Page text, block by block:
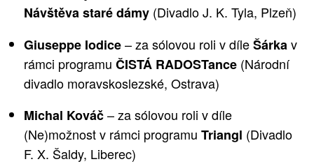
Návštěva staré dámy (Divadlo J. K. Tyla, Plzeň)
Giuseppe Iodice– za sólovou roli v díleŠárkav
rámci programu ČISTÁ RADOSTance (Národní
divadlo moravskoslezské, Ostrava)
Michal Kováč– za sólovou roli v díle
(Ne)možnostv rámci programu Triangl (Divadlo
F. X. Šaldy, Liberec)